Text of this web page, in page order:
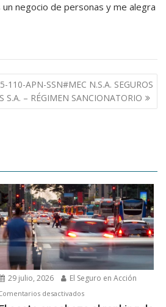
negocio de personas y me alegra
110-APN-SSN#MEC N.S.A. SEGUROS
S.A. – RÉGIMEN SANCIONATORIO
29 julio, 2026 El Seguro en Acción
desactivadosen